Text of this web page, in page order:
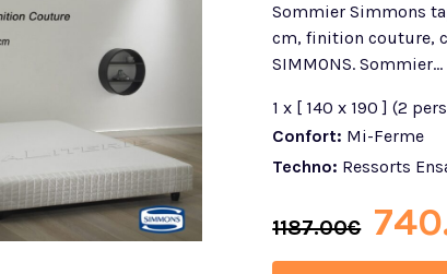
Sommier Simmons
cm, finition couture,
SIMMONS. Sommier...
1 x [ 140 x 190 ] (2
Confort: Mi-Ferme
Techno: Ressorts
1187.00€